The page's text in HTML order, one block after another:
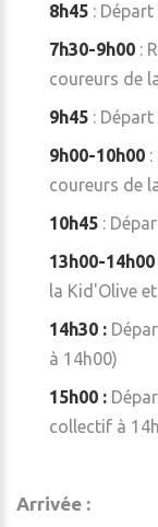
8h45 :
7h30-9h00 :
coureurs de
9h45 :
9h00-10h00
coureurs de
10h45 :
13h00-14h00
la Kid'Olive
14h30 :
à 14h00)
15h00 :
collectif à
Arrivée :